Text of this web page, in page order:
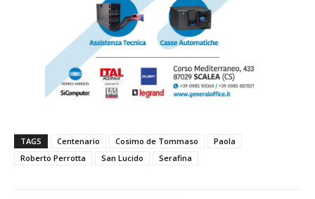
TAGS Centenario Cosimo de Tommaso
Paola
Roberto Perrotta
San Lucido Serafina